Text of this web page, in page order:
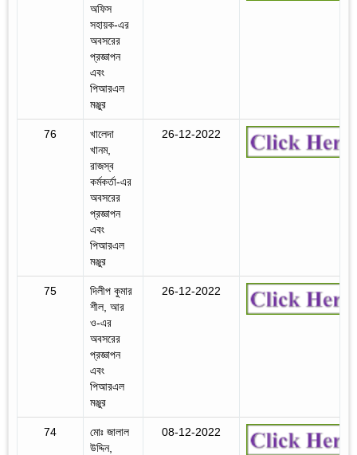
অফিস
সহায়ক-এর
অবসরের
প্রজ্ঞাপন
এবং
পিআরএল
মঞ্জুর
76
খালেদা
খানম,
রাজস্ব
কর্মকর্তা-এর
অবসরের
প্রজ্ঞাপন
এবং
পিআরএল
মঞ্জুর
26-12-2022
75
দিলীপ কুমার
শীল, আর
ও-এর
অবসরের
প্রজ্ঞাপন
এবং
পিআরএল
মঞ্জুর
26-12-2022
74
মোঃ জালাল
উদ্দিন,
08-12-2022